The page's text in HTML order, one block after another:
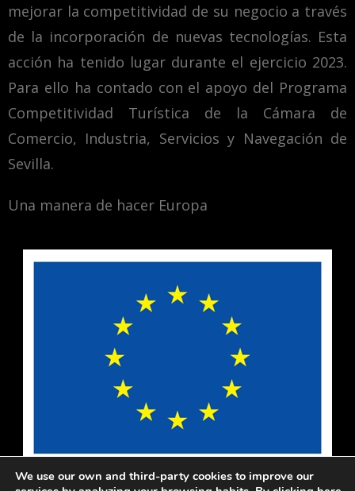
mejorar la competitividad de su negocio a través
de la incorporación de nuevas tecnologías. Esta
acción ha tenido lugar durante el ejercicio 2023.
Para ello ha contado con el apoyo del Programa
Competitividad Turística de la Cámara de
Comercio, Industria, Servicios y Navegación de
Sevilla.
Una manera de hacer Europa
We use our own and third-party cookies to improve our